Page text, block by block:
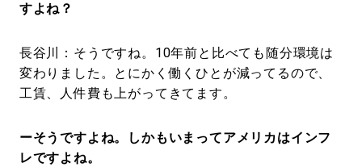
すよね？
長谷川：そうですね。10年前と比べても随分環境は
変わりました。とにかく働くひとが減ってるので、
工賃、人件費も上がってきてます。
ーそうですよね。しかもいまってアメリカはインフ
レですよね。